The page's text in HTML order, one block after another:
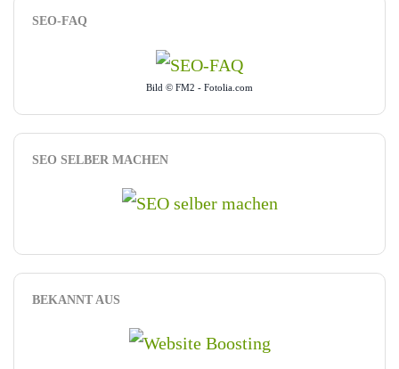
SEO-FAQ
Bild © FM2 - Fotolia.com
SEO SELBER MACHEN
BEKANNT AUS